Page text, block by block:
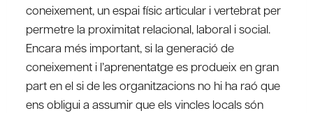
coneixement, un espai físic articular i vertebrat per
permetre la proximitat relacional, laboral i social.
Encara més important, si la generació de
coneixement i l’aprenentatge es produeix en gran
part en el si de les organitzacions no hi ha raó que
ens obligui a assumir que els vincles locals són